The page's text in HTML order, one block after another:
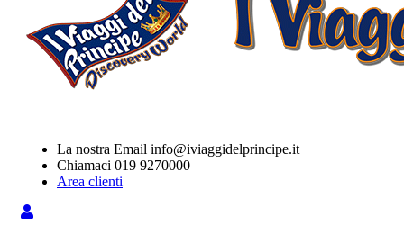
La nostra Email info@iviaggidelprincipe.it
Chiamaci 019 9270000
Area clienti